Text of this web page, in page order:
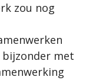
zou nog
met